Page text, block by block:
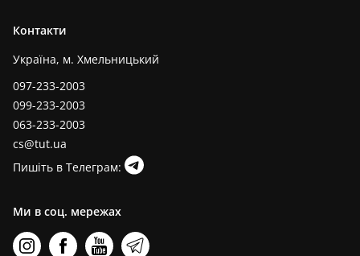
Контакти
Україна, м. Хмельницький
097-233-2003
099-233-2003
063-233-2003
cs@tut.ua
Пишіть в Телеграм:
Ми в соц. мережах